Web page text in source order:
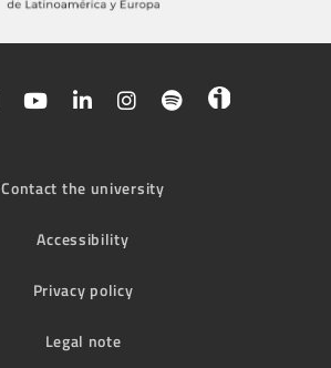
Contact the university
Accessibility
Privacy policy
Legal note